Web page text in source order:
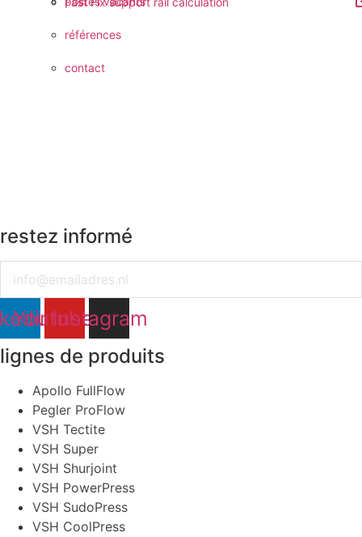
références
contact
restez informé
YoutubeInstagram
lignes de produits
Apollo FullFlow
Pegler ProFlow
VSH Tectite
VSH Super
VSH Shurjoint
VSH PowerPress
VSH SudoPress
VSH CoolPress